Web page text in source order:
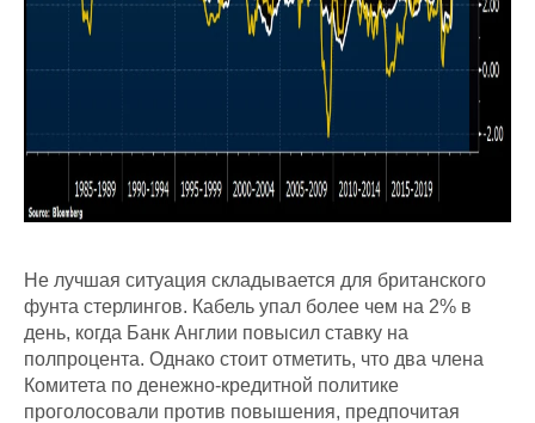
Не лучшая ситуация складывается для британского
фунта стерлингов. Кабель упал более чем на 2% в
день, когда Банк Англии повысил ставку на
полпроцента. Однако стоит отметить, что два члена
Комитета по денежно-кредитной политике
проголосовали против повышения, предпочитая